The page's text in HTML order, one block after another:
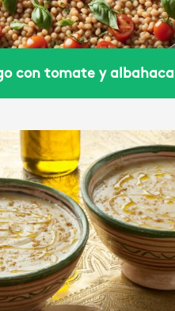
con tomate y albahaca